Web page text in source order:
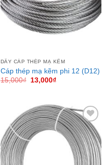
DÂY CÁP THÉP MẠ KẼM
Cáp thép mạ kẽm phi 12 (D12)
15,000₫
Giá
13,000₫Giá
13,000₫.
Add to
Wishlist